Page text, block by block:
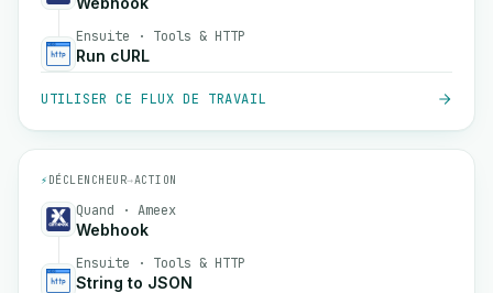
Ensuite · Tools & HTTP
Run cURL
UTILISER CE FLUX DE TRAVAIL
⚡ DÉCLENCHEUR→ACTION
Quand · Ameex
Webhook
Ensuite · Tools & HTTP
String to JSON